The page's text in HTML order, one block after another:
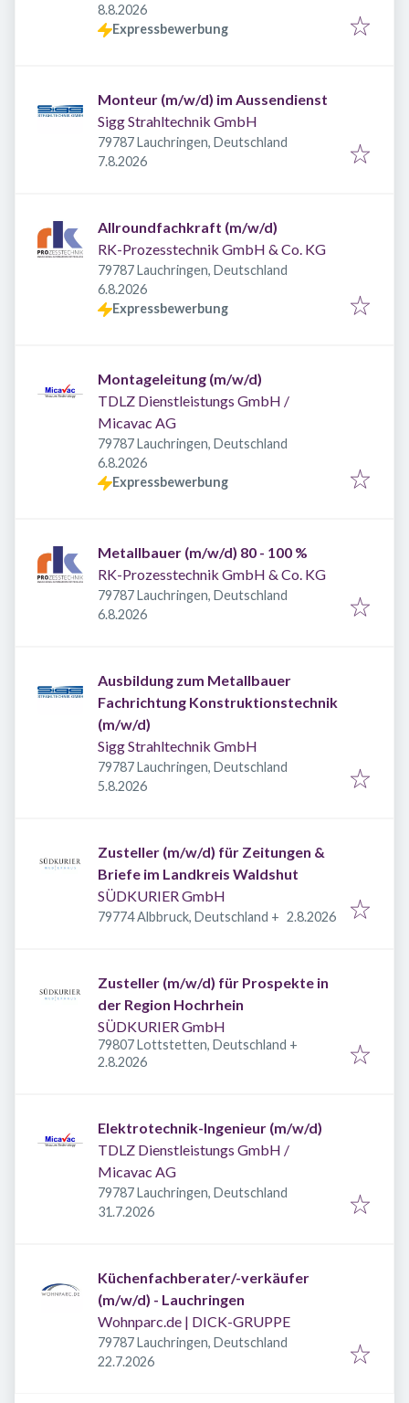
Veröffentlicht
8.8.2026
Expressbewerbung
Monteur (m/w/d) im Aussendienst
Sigg Strahltechnik GmbH
79787 Lauchringen, Deutschland
Veröffentlicht
7.8.2026
Allroundfachkraft (m/w/d)
RK-Prozesstechnik GmbH & Co. KG
79787 Lauchringen, Deutschland
Veröffentlicht
6.8.2026
Expressbewerbung
Montageleitung (m/w/d)
TDLZ Dienstleistungs GmbH /
Micavac AG
79787 Lauchringen, Deutschland
Veröffentlicht
6.8.2026
Expressbewerbung
Metallbauer (m/w/d) 80 - 100 %
RK-Prozesstechnik GmbH & Co. KG
79787 Lauchringen, Deutschland
Veröffentlicht
6.8.2026
Ausbildung zum Metallbauer
Fachrichtung Konstruktionstechnik
(m/w/d)
Sigg Strahltechnik GmbH
79787 Lauchringen, Deutschland
Veröffentlicht
5.8.2026
Zusteller (m/w/d) für Zeitungen &
Briefe im Landkreis Waldshut
SÜDKURIER GmbH
79774 Albbruck, Deutschland + Veröffentlicht
2.8.2026
Zusteller (m/w/d) für Prospekte in
der Region Hochrhein
SÜDKURIER GmbH
79807 Lottstetten, Deutschland +
Veröffentlicht
2.8.2026
Elektrotechnik-Ingenieur (m/w/d)
TDLZ Dienstleistungs GmbH /
Micavac AG
79787 Lauchringen, Deutschland
Veröffentlicht
31.7.2026
Küchenfachberater/-verkäufer
(m/w/d) - Lauchringen
Wohnparc.de | DICK-GRUPPE
79787 Lauchringen, Deutschland
Veröffentlicht
22.7.2026